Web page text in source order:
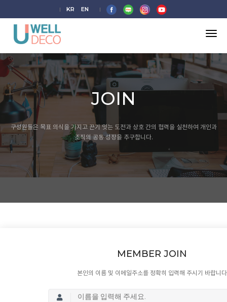
KR EN
JOIN
구성원들은 목표 의식을 가지고 끈기 잇는 도전과 상호 간의 협력을 실천하여 개인과
조직의 공동 성장을 추구합니다.
MEMBER JOIN
본인의 이름 및 이메일주소를 정확히 입력해 주시기 바랍니다